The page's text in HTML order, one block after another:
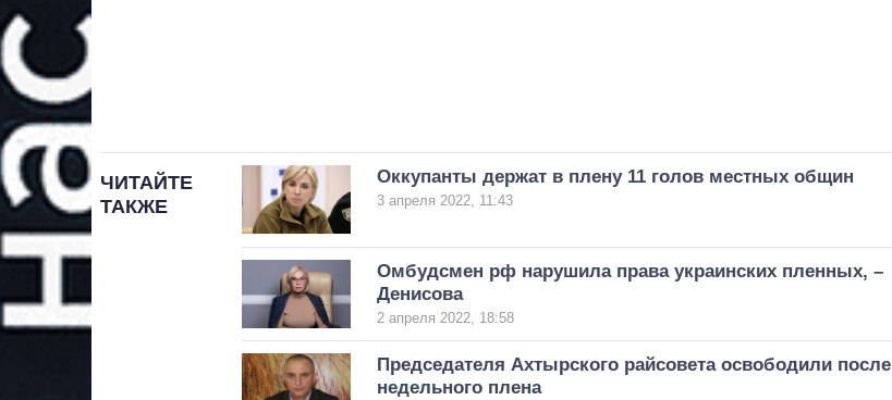
ЧИТАЙТЕ
ТАКЖЕ
Оккупанты держат в плену 11 голов местных общин
3 апреля 2022, 11:43
Омбудсмен рф нарушила права украинских пленных, –
Денисова
2 апреля 2022, 18:58
Председателя Ахтырского райсовета освободили после
недельного плена